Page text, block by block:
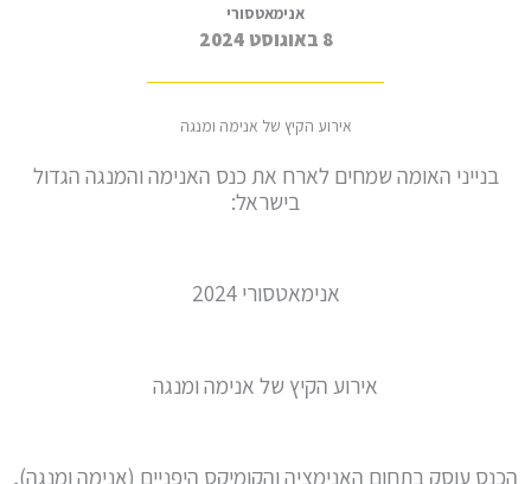
אנימאטסורי
8 באוגוסט 2024
אירוע הקיץ של אנימה ומנגה
בנייני האומה שמחים לארח את כנס האנימה והמנגה הגדול
בישראל:
אנימאטסורי 2024
אירוע הקיץ של אנימה ומנגה
הכנס עוסק בתחום האנימציה והקומיקס היפניים (אנימה ומנגה),